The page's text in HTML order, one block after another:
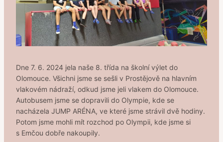
Dne 7. 6. 2024 jela naše 8. třída na školní výlet do
Olomouce. Všichni jsme se sešli v Prostějově na hlavním
vlakovém nádraží, odkud jsme jeli vlakem do Olomouce.
Autobusem jsme se dopravili do Olympie, kde se
nacházela JUMP ARÉNA, ve které jsme strávil dvě hodiny.
Potom jsme mohli mít rozchod po Olympii, kde jsme si
s Emčou dobře nakoupily.